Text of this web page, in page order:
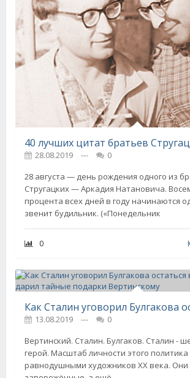
40 лучших цитат братьев
28.08.2019 ---
0
28 августа — день рождения одного из
Стругацких — Аркадия Натановича.
процента всех дней в году начинаются
звенит будильник. («Понедельник
0
13.08.2019 ---
0
Вертинский. Сталин. Булгаков. Сталин -
герой. Масштаб личности этого политика
равнодушными художников XX века.